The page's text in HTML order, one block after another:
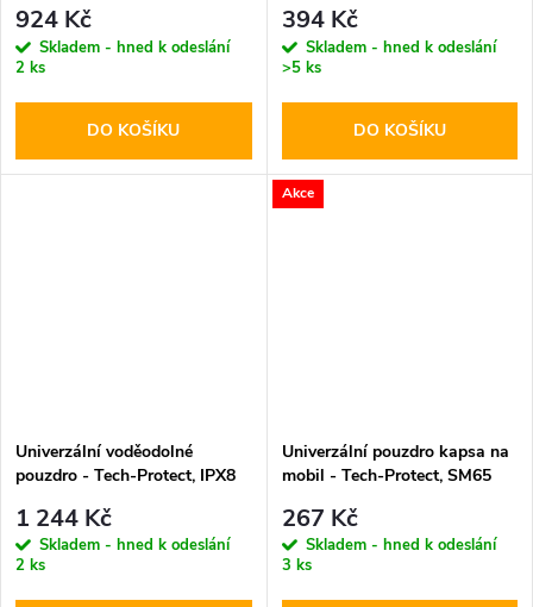
924 Kč
Skladem - hned k odeslání
2 ks
DO KOŠÍKU
394 Kč
Skladem - hned k odeslání
>5 ks
DO KOŠÍKU
Univerzální voděodolné
pouzdro - Tech-Protect, IPX8
Gray
1 244 Kč
Skladem - hned k odeslání
2 ks
Akce
Univerzální pouzdro kapsa na
mobil - Tech-Protect, SM65
267 Kč
Skladem - hned k odeslání
3 ks